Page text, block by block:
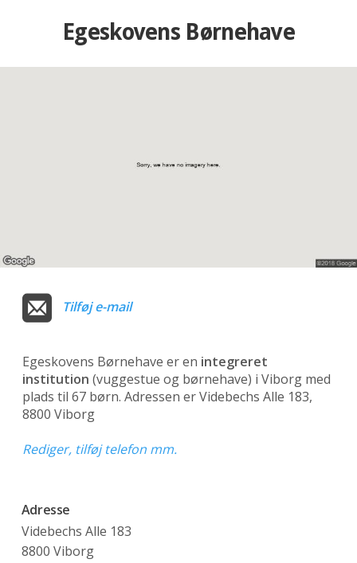
Egeskovens Børnehave
Tilføj e-mail
Egeskovens Børnehave er en integreret
institution (vuggestue og børnehave) i Viborg med
plads til 67 børn. Adressen er Videbechs Alle 183,
8800 Viborg
Rediger, tilføj telefon mm.
Adresse
Videbechs Alle 183
8800 Viborg